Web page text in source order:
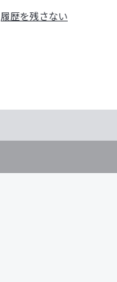
履歴を残さない